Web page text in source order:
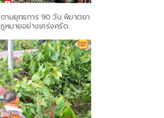
ามยุทธการ 90 วัน พิฆาตยา
หมายอย่างเคร่งครัด